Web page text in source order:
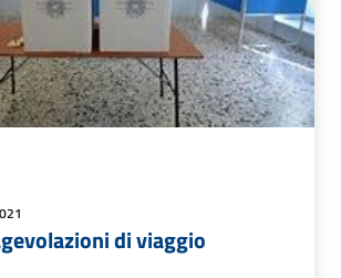
di viaggio